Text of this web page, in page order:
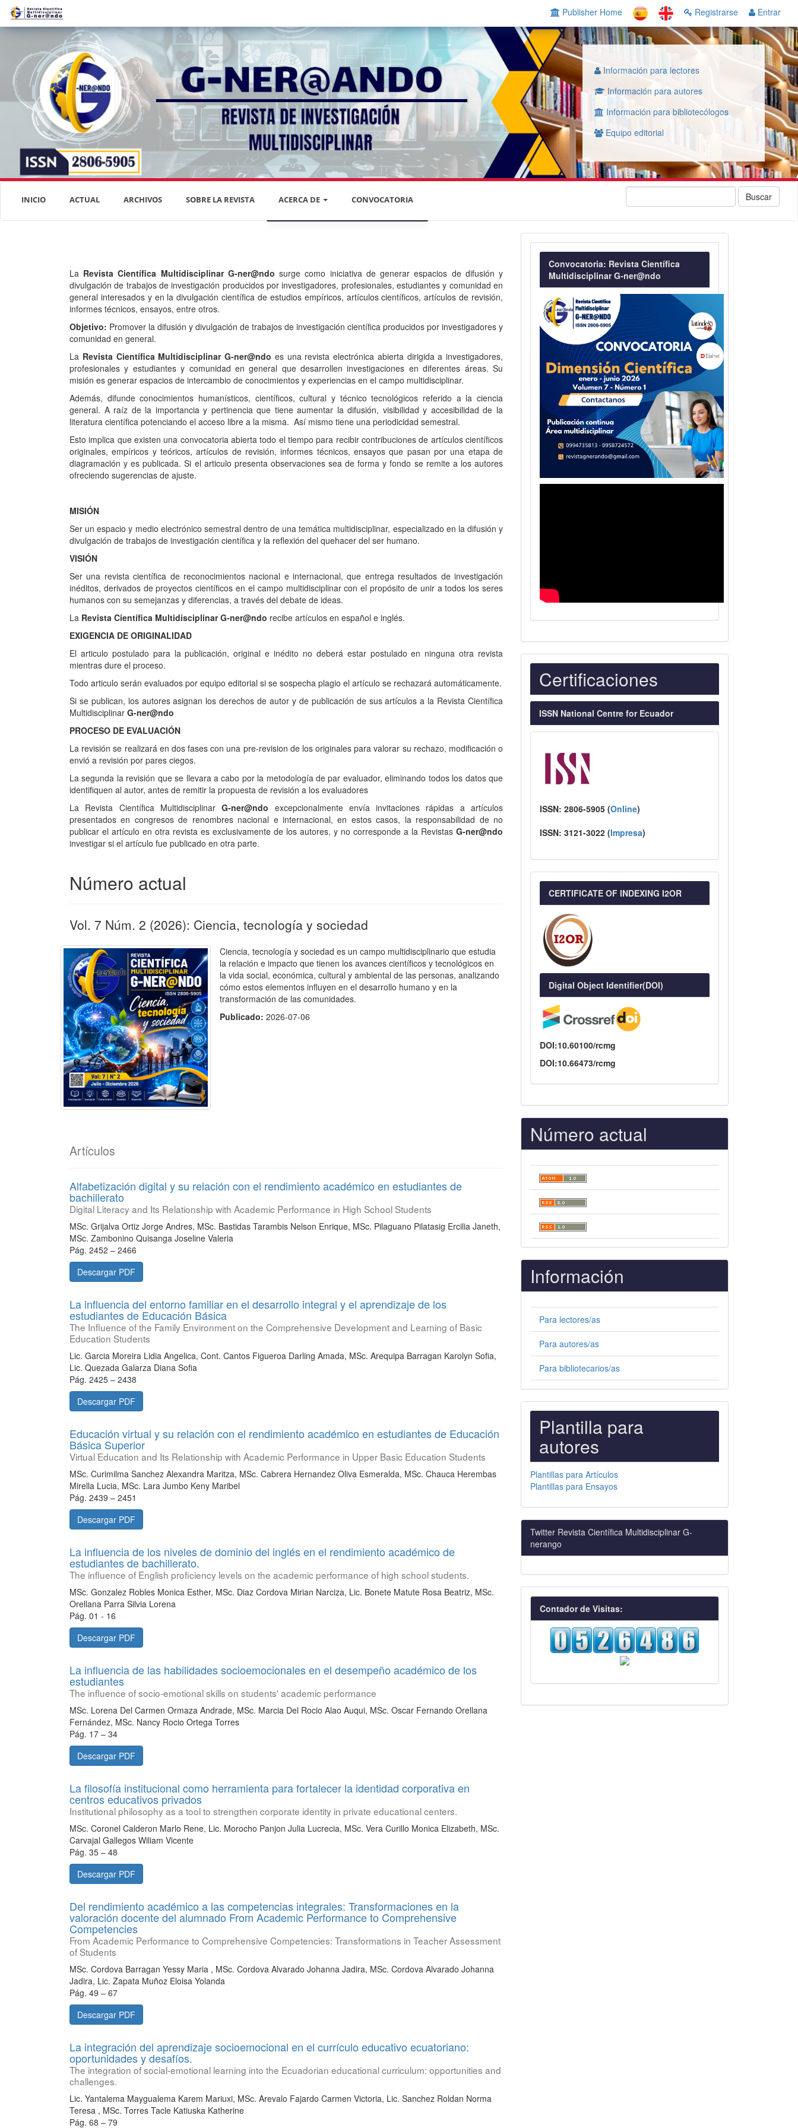
Navegación
principal
Contenido
Barra
lateral
Publisher Home Registrarse Entrar
Información para lectores
Información para autores
Información para bibliotecólogos
Equipo editorial
INICIO ACTUAL ARCHIVOS SOBRE LA REVISTA ACERCA DE
EQUIPO EDITORIAL
PROTOCOLO DE INTEROPERABILIDAD
¿CÓMO REGISTRARSE?
CONTACTO
ENVÍOS
REGISTRARSE
CONVOCATORIA Buscar
La Revista Científica Multidisciplinar G-ner@ndosurge como iniciativa de generar espacios de difusión y
divulgación de trabajos de investigación producidos por investigadores, profesionales, estudiantes y comunidad en
general interesados y en la divulgación científica de estudios empíricos, artículos científicos, artículos de revisión,
informes técnicos, ensayos, entre otros.
Objetivo: Promover la difusión y divulgación de trabajos de investigación científica producidos por investigadores y
comunidad en general.
La Revista Científica Multidisciplinar G-ner@ndo es una revista electrónica abierta dirigida a investigadores,
profesionales y estudiantes y comunidad en general que desarrollen investigaciones en diferentes áreas. Su
misión es generar espacios de intercambio de conocimientos y experiencias en el campo multidisciplinar.
Además, difunde conocimientos humanísticos, científicos, cultural y técnico tecnológicos referido a la ciencia
general. A raíz de la importancia y pertinencia que tiene aumentar la difusión, visibilidad y accesibilidad de la
literatura científica potenciando el acceso libre a la misma. Así mismo tiene una periodicidad semestral.
Esto implica que existen una convocatoria abierta todo el tiempo para recibir contribuciones de artículos científicos
originales, empíricos y teóricos, artículos de revisión, informes técnicos, ensayos que pasan por una etapa de
diagramación y es publicada. Si el articulo presenta observaciones sea de forma y fondo se remite a los autores
ofreciendo sugerencias de ajuste.
MISIÓN
Ser un espacio y medio electrónico semestral dentro de una temática multidisciplinar, especializado en la difusión y
divulgación de trabajos de investigación científica y la reflexión del quehacer del ser humano.
VISIÓN
Ser una revista científica de reconocimientos nacional e internacional, que entrega resultados de investigación
inéditos, derivados de proyectos científicos en el campo multidisciplinar con el propósito de unir a todos los seres
humanos con su semejanzas y diferencias, a través del debate de ideas.
La Revista Científica Multidisciplinar G-ner@ndo recibe artículos en español e inglés.
EXIGENCIA DE ORIGINALIDAD
El articulo postulado para la publicación, original e inédito no deberá estar postulado en ninguna otra revista
mientras dure el proceso.
Todo articulo serán evaluados por equipo editorial si se sospecha plagio el artículo se rechazará automáticamente.
Si se publican, los autores asignan los derechos de autor y de publicación de sus artículos a la Revista Científica
Multidisciplinar G-ner@ndo
PROCESO DE EVALUACIÓN
La revisión se realizará en dos fases con una pre-revision de los originales para valorar su rechazo, modificación o
envió a revisión por pares ciegos.
La segunda la revisión que se llevara a cabo por la metodología de par evaluador, eliminando todos los datos que
identifiquen al autor, antes de remitir la propuesta de revisión a los evaluadores
La Revista Científica MultidisciplinarG-ner@ndo excepcionalmente envía invitaciones rápidas a artículos
presentados en congresos de renombres nacional e internacional, en estos casos, la responsabilidad de no
publicar el artículo en otra revista es exclusivamente de los autores, y no corresponde a la Revistas G-ner@ndo
investigar si el artículo fue publicado en otra parte.
Número actual
Vol. 7 Núm. 2 (2026): Ciencia, tecnología y sociedad
Ciencia, tecnología y sociedad es un campo multidisciplinario que estudia
la relación e impacto que tienen los avances científicos y tecnológicos en
la vida social, económica, cultural y ambiental de las personas, analizando
cómo estos elementos influyen en el desarrollo humano y en la
transformación de las comunidades.
Publicado:2026-07-06
Artículos
Alfabetización digital y su relación con el rendimiento académico en estudiantes de
bachillerato
Digital Literacy and Its Relationship with Academic Performance in High School Students
MSc. Grijalva Ortiz Jorge Andres, MSc. Bastidas Tarambis Nelson Enrique, MSc. Pilaguano Pilatasig Ercilia Janeth,
MSc. Zambonino Quisanga Joseline Valeria
Pág. 2452 – 2466
Descargar PDF
La influencia del entorno familiar en el desarrollo integral y el aprendizaje de los
estudiantes de Educación Básica
The Influence of the Family Environment on the Comprehensive Development and Learning of Basic
Education Students
Lic. Garcia Moreira Lidia Angelica, Cont. Cantos Figueroa Darling Amada, MSc. Arequipa Barragan Karolyn Sofia,
Lic. Quezada Galarza Diana Sofia
Pág. 2425 – 2438
Descargar PDF
Educación virtual y su relación con el rendimiento académico en estudiantes de Educación
Básica Superior
Virtual Education and Its Relationship with Academic Performance in Upper Basic Education Students
MSc. Curimilma Sanchez Alexandra Maritza, MSc. Cabrera Hernandez Oliva Esmeralda, MSc. Chauca Herembas
Mirella Lucia, MSc. Lara Jumbo Keny Maribel
Pág. 2439 – 2451
Descargar PDF
La influencia de los niveles de dominio del inglés en el rendimiento académico de
estudiantes de bachillerato.
The influence of English proficiency levels on the academic performance of high school students.
MSc. Gonzalez Robles Monica Esther, MSc. Diaz Cordova Mirian Narciza, Lic. Bonete Matute Rosa Beatriz, MSc.
Orellana Parra Silvia Lorena
Pág. 01 - 16
Descargar PDF
La influencia de las habilidades socioemocionales en el desempeño académico de los
estudiantes
The influence of socio-emotional skills on students' academic performance
MSc. Lorena Del Carmen Ormaza Andrade, MSc. Marcia Del Rocio Alao Auqui, MSc. Oscar Fernando Orellana
Fernández, MSc. Nancy Rocio Ortega Torres
Pág. 17 – 34
Descargar PDF
La filosofía institucional como herramienta para fortalecer la identidad corporativa en
centros educativos privados
Institutional philosophy as a tool to strengthen corporate identity in private educational centers.
MSc. Coronel Calderon Marlo Rene, Lic. Morocho Panjon Julia Lucrecia, MSc. Vera Curillo Monica Elizabeth, MSc.
Carvajal Gallegos Wiliam Vicente
Pág. 35 – 48
Descargar PDF
Del rendimiento académico a las competencias integrales: Transformaciones en la
valoración docente del alumnado From Academic Performance to Comprehensive
Competencies
From Academic Performance to Comprehensive Competencies: Transformations in Teacher Assessment
of Students
MSc. Cordova Barragan Yessy Maria , MSc. Cordova Alvarado Johanna Jadira, MSc. Cordova Alvarado Johanna
Jadira, Lic. Zapata Muñoz Eloisa Yolanda
Pág. 49 – 67
Descargar PDF
La integración del aprendizaje socioemocional en el currículo educativo ecuatoriano:
oportunidades y desafíos.
The integration of social-emotional learning into the Ecuadorian educational curriculum: opportunities and
challenges.
Lic. Yantalema Maygualema Karem Mariuxi, MSc. Arevalo Fajardo Carmen Victoria, Lic. Sanchez Roldan Norma
Teresa , MSc. Torres Tacle Katiuska Katherine
Pág. 68 – 79
Convocatoria
Convocatoria: Revista Científica
Multidisciplinar G-ner@ndo
Indexaciones
Certificaciones
ISSN National Centre for Ecuador
ISSN: 2806-5905 (Online)
ISSN: 3121-3022 (Impresa)
CERTIFICATE OF INDEXING I2OR
Digital Object Identifier(DOI)
DOI:10.60100/rcmg
DOI:10.66473/rcmg
Número actual
Información
Para lectores/as
Para autores/as
Para bibliotecarios/as
PLANTILLAS
PARA
AUTORES
Plantilla para
autores
Plantillas para Artículos
Plantillas para Ensayos
Twitter Revista Científica Multidisciplinar G-
nerango
visitas
Contador de Visitas: